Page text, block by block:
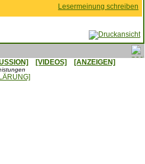
Lesermeinung schreiben
[VIDEOS] [ANZEIGEN]